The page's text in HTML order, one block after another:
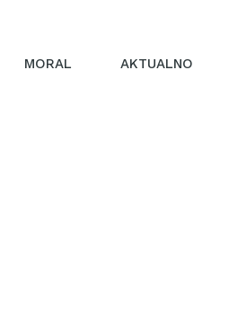
MORAL AKTUALNO